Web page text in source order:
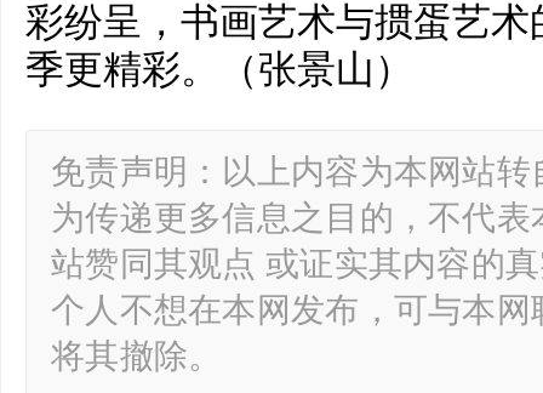
彩纷呈，书画艺术与掼蛋艺
季更精彩。（张景山）
免责声明：以上内容为本网站
为传递更多信息之目的，不代
站赞同其观点 或证实其内容的
个人不想在本网发布，可与本
将其撤除。